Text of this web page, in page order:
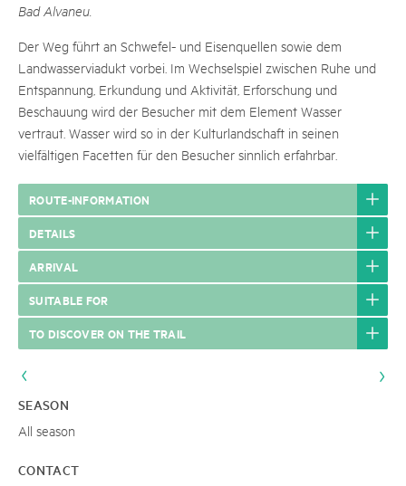
Bad Alvaneu.
Der Weg führt an Schwefel- und Eisenquellen sowie dem
Landwasserviadukt vorbei. Im Wechselspiel zwischen Ruhe und
Entspannung, Erkundung und Aktivität, Erforschung und
Beschauung wird der Besucher mit dem Element Wasser
vertraut. Wasser wird so in der Kulturlandschaft in seinen
vielfältigen Facetten für den Besucher sinnlich erfahrbar.
ROUTE-INFORMATION
DETAILS
ARRIVAL
SUITABLE FOR
TO DISCOVER ON THE TRAIL
SEASON
All season
CONTACT